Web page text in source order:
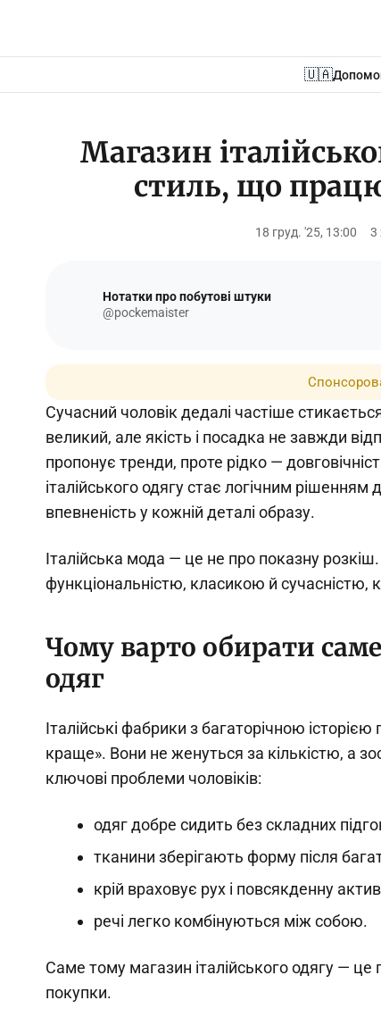
🇺🇦
Магазин
стиль, що
18 груд. '25, 13:00 3
Нотатки про побутові штуки
@pockemaister
Сучасний чоловік дедалі частіше
великий, але якість і посадка не завжди
пропонує тренди, проте рідко —
італійського одягу стає логічним рішенням
впевненість у кожній деталі образу.
Італійська мода — це не про показну
функціональністю, класикою й сучасністю,
Чому варто обирати
одяг
Італійські фабрики з багаторічною
краще». Вони не женуться за кількістю, а
ключові проблеми чоловіків:
одяг добре сидить без складних
тканини зберігають форму після
крій враховує рух і повсякденну
речі легко комбінуються між собою.
Саме тому магазин італійського одягу — це
покупки.